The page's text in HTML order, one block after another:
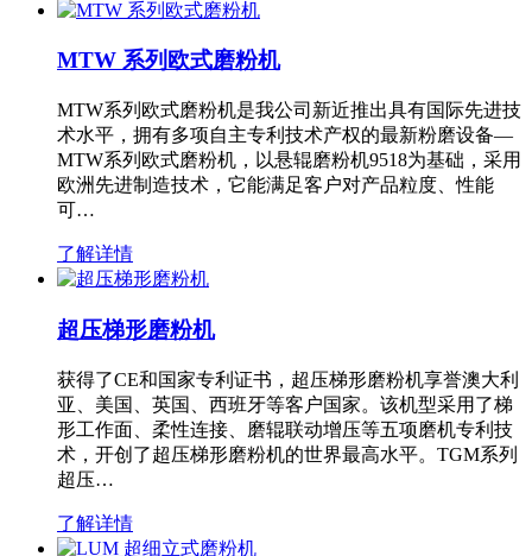
MTW 系列欧式磨粉机
MTW系列欧式磨粉机是我公司新近推出具有国际先进技
术水平，拥有多项自主专利技术产权的最新粉磨设备—
MTW系列欧式磨粉机，以悬辊磨粉机9518为基础，采用
欧洲先进制造技术，它能满足客户对产品粒度、性能
可…
了解详情
超压梯形磨粉机
获得了CE和国家专利证书，超压梯形磨粉机享誉澳大利
亚、美国、英国、西班牙等客户国家。该机型采用了梯
形工作面、柔性连接、磨辊联动增压等五项磨机专利技
术，开创了超压梯形磨粉机的世界最高水平。TGM系列
超压…
了解详情